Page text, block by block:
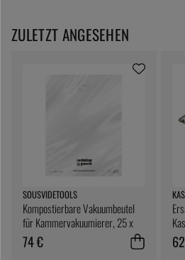
ZULETZT ANGESEHEN
SOUSVIDETOOLS
Kompostierbare Vakuumbeutel
für Kammervakuumierer, 25 x
25 cm, 200er-Pack -
SousVideTools
74 €